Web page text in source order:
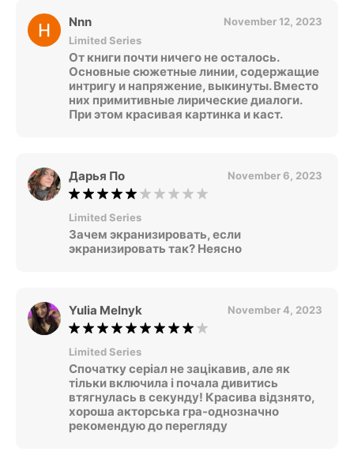
Nnn
November 12, 2023
Limited Series
От книги почти ничего не осталось.
Основные сюжетные линии, содержащие
интригу и напряжение, выкинуты. Вместо
них примитивные лирические диалоги.
При этом красивая картинка и каст.
Дарья По November 6, 2023
Limited Series
Зачем экранизировать, если
экранизировать так? Неясно
Yulia Melnyk November 4, 2023
Limited Series
Спочатку серіал не зацікавив, але як
тільки включила і почала дивитись
втягнулась в секунду! Красива відзнято,
хороша акторська гра-однозначно
рекомендую до перегляду